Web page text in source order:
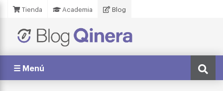
Tienda Academia Blog
☰ Menú